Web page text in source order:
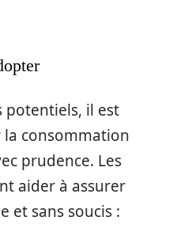
potentiels, il est
la consommation
prudence. Les
aider à assurer
et sans soucis :